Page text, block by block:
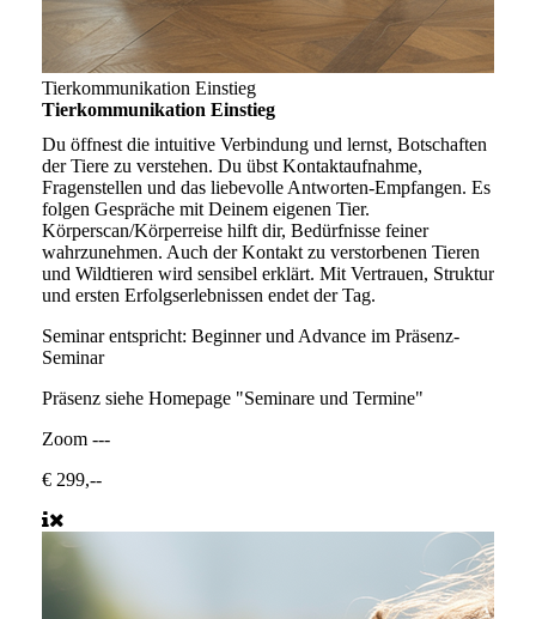
Tierkommunikation Einstieg
Tierkommunikation Einstieg
Du öffnest die intuitive Verbindung und lernst, Botschaften
der Tiere zu verstehen. Du übst Kontaktaufnahme,
Fragenstellen und das liebevolle Antworten-Empfangen. Es
folgen Gespräche mit Deinem eigenen Tier.
Körperscan/Körperreise hilft dir, Bedürfnisse feiner
wahrzunehmen. Auch der Kontakt zu verstorbenen Tieren
und Wildtieren wird sensibel erklärt. Mit Vertrauen, Struktur
und ersten Erfolgserlebnissen endet der Tag.
Seminar entspricht: Beginner und Advance im Präsenz-
Seminar
Präsenz siehe Homepage "Seminare und Termine"
Zoom ---
€ 299,--